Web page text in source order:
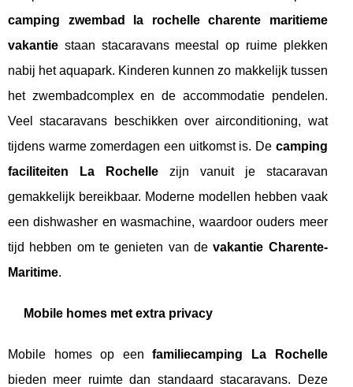
camping zwembad la rochelle charente maritieme
vakantie staan stacaravans meestal op ruime plekken
nabij het aquapark. Kinderen kunnen zo makkelijk tussen
het zwembadcomplex en de accommodatie pendelen.
Veel stacaravans beschikken over airconditioning, wat
tijdens warme zomerdagen een uitkomst is. De camping
faciliteiten La Rochellezijn vanuit je stacaravan
gemakkelijk bereikbaar. Moderne modellen hebben vaak
een dishwasher en wasmachine, waardoor ouders meer
tijd hebben om te genieten van devakantie Charente-
Maritime.
Mobile homes met extra privacy
Mobile homes op eenfamiliecamping La Rochelle
bieden meer ruimte dan standaard stacaravans. Deze